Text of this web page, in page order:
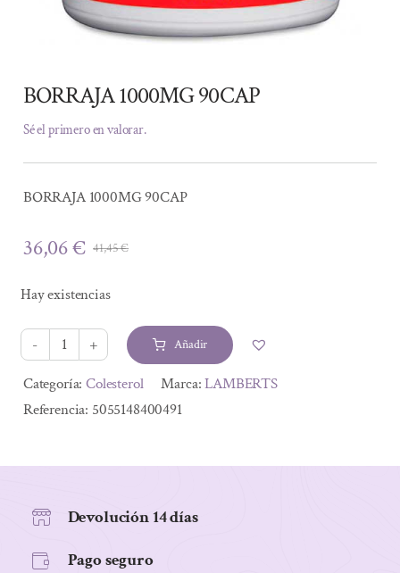
BORRAJA 1000MG 90CAP
Sé el primero en valorar.
BORRAJA 1000MG 90CAP
41,45€El
era:
41,45 €.
36,06€
El
es:
36,06 €.
Hay existencias
BORRAJA
1000MG
90CAP
Añadir
Alternative:
Categoría:Colesterol Marca:LAMBERTS
Referencia: 5055148400491
Devolución 14 días
Pago seguro